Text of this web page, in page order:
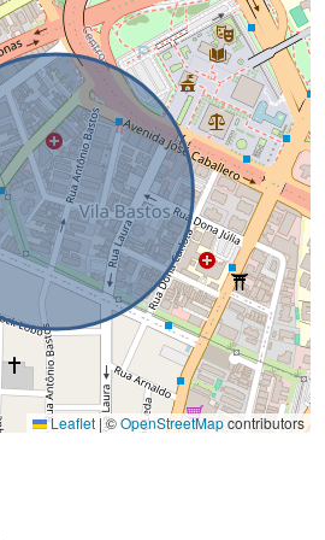
Leaflet |©OpenStreetMapcontributors